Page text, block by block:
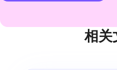
相关